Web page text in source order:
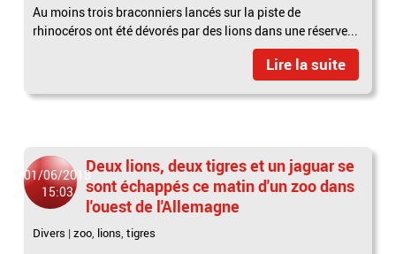
Au moins trois braconniers lancés sur la piste de
rhinocéros ont été dévorés par des lions dans une réserve...
Lire la suite
01/06/2018
15:03
Deux lions, deux tigres et un jaguar se
sont échappés ce matin d'un zoo dans
l'ouest de l'Allemagne
Divers |zoo, lions,tigres